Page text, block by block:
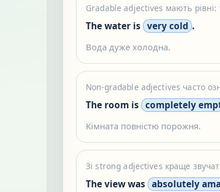
Gradable adjectives мають
The water is very cold .
Вода дуже холодна.
Non-gradable adjectives часто
The room is completely
Кімната повністю порожня.
Зі strong adjectives краще
The view was absolutely